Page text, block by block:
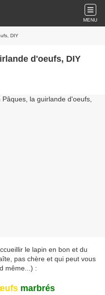
MENU
DIY
d'oeufs, DIY
le lapin en bon et du
pas chère et qui peut vous
même...) :
marbrés